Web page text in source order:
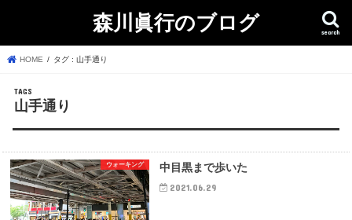
森川眞行のブログ search
HOME タグ : 山手通り
山手通り
ウォーキング 中目黒まで歩いた
2021.06.29